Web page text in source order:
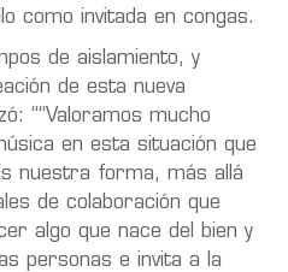
como invitada en congas.
de aislamiento, y
de esta nueva
““Valoramos mucho
en esta situación que
nuestra forma, más allá
de colaboración que
algo que nace del bien y
personas e invita a la